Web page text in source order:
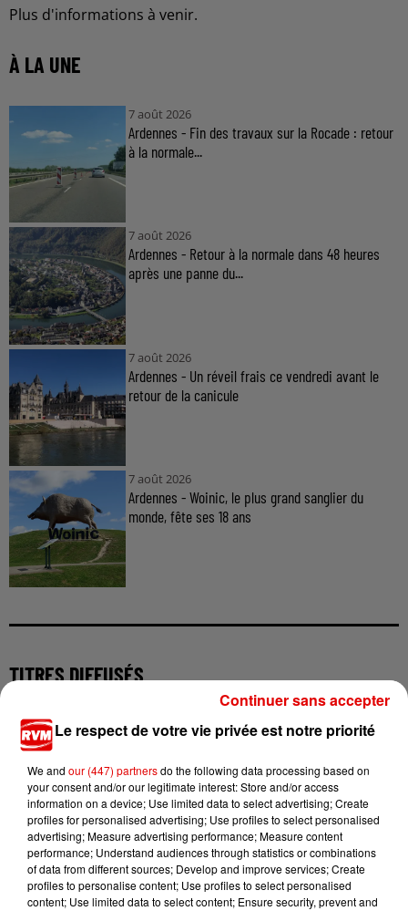
Plus d'informations à venir.
À LA UNE
7 août 2026
Ardennes - Fin des travaux sur la Rocade : retour
à la normale...
7 août 2026
Ardennes - Retour à la normale dans 48 heures
après une panne du...
7 août 2026
Ardennes - Un réveil frais ce vendredi avant le
retour de la canicule
7 août 2026
Ardennes - Woinic, le plus grand sanglier du
monde, fête ses 18 ans
TITRES DIFFUSÉS
3h13
3h13
BIGFLO & OLI
Picasso
BRUNO MARS
I Just Might
CHARLI XCX
Boom Clap
Le respect de votre vie privée est notre priorité
We and our (447) partnersdo the following data processing based on
your consent and/or our legitimate interest: Store and/or access
information on a device; Use limited data to select advertising; Create
profiles for personalised advertising; Use profiles to select personalised
advertising; Measure advertising performance; Measure content
performance; Understand audiences through statistics or combinations
of data from different sources; Develop and improve services; Create
profiles to personalise content; Use profiles to select personalised
content; Use limited data to select content; Ensure security, prevent and
Continuer sans accepter